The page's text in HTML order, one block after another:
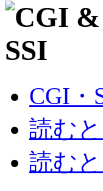
CGI・
読む
読む